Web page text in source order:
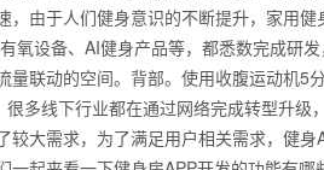
由于人们健身意识的不断提升，家用健
氧设备、AI健身产品等，都悉数完成研
联动的空间。背部。使用收腹运动机5
多线下行业都在通过网络完成转型升级
大需求，为了满足用户相关需求，健